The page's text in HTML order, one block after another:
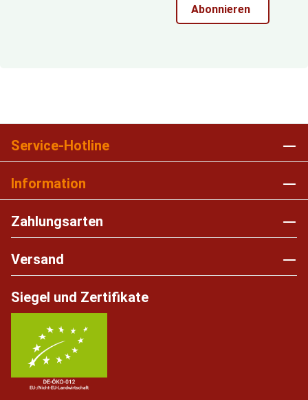
Abonnieren
Service-Hotline
Information
Zahlungsarten
Versand
Siegel und Zertifikate